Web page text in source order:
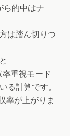
ら的中はナ
は踏ん切りつ
視モード
る計算です。
率が上がりま